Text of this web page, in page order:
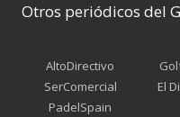
Otros periódicos del
AltoDirectivo
SerComercial
PadelSpain
El